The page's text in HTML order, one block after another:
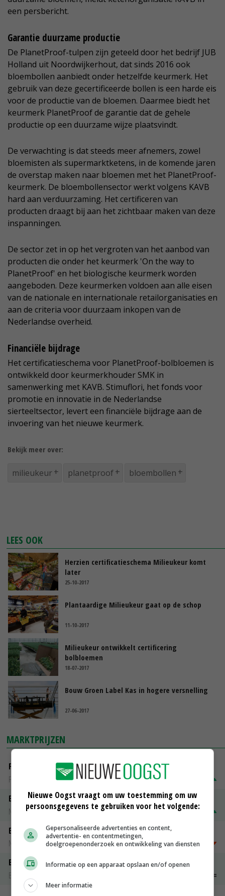
een persbericht.
Garantie duurzame productie
De PlanetProof-tulpen zijn geteeld door het bedrijf JUB
Holland uit Noordwijkerhout, dat sinds 2016 ook
bloembollen aanbiedt onder hetzelfde keurmerk. Het
gebruik van deze gecertificeerde bollen is een harde eis
voor de productie van de bloemen. Daarmee biedt het
keurmerk PlanetProof de garantie dat de gehele
productie op een duurzame wijze plaatsvindt.
De verwachting is dat steeds meer afnemers, zowel
bloemisten als supermarktketens, in de komende jaren
de overstap maken naar bloemen met het PlanetProof-
keurmerk. De bloembollensector werkt volgens KAVB
hard aan verduurzaming. Het certificeren van
producten draagt bij aan het zichtbaar maken van deze
inspanningen.
De sector zet in op het vergroten van het aanbod van
producten die onder het keurmerk 'On the way to
PlanetProof' en het biologische keurmerk worden
aangeboden. Deze keurmerken voldoen aan alle eisen
van de nationale en internationale retailorganisaties en
aan de criteria voor duurzaam inkopen van de
Nederlandse overheid.
Financiële bijdrage
Het certificatieschema voor PlanetProof-bolbloemen is
ontwikkeld door keurmerkhouder SMK in
samenwerking met KAVB. Stimuflori, het fonds voor
promotie en innovatie in de Nederlandse
sierteeltsector, levert een financiële bijdrage aan de
invoering van het nieuwe keurmerk.
Bekijk meer over:
milieukeur planetproof bloembollen
LEES OOK
Herzien certificatieschema Milieukeur komt
later
25-10-2017
Plantaardige Milieukeur gaat op de schop
11-10-2017
Milieukeur ontwikkelt certificering
bolbloemen
18-07-2017
Bouw Groen Label Kas in hogere versnelling
27-06-2017
MARKTPRIJZEN
Fritesgeschikt NL Du Be
PotatoNL
€ 15,00
Emmeloord Tarwe
Noteringen
€ 210,00~ € 216,00
Emmeloord Schaaltjespeen
Noteringen
€ 5,00~ € 20,00
Bintje A 28/35
Bintje Info
Nieuwe Oogst vraagt om uw toestemming om uw
persoonsgegevens te gebruiken voor het volgende:
Gepersonaliseerde advertenties en content,
advertentie- en contentmetingen,
doelgroepenonderzoek en ontwikkeling van diensten
Informatie op een apparaat opslaan en/of openen
Meer informatie